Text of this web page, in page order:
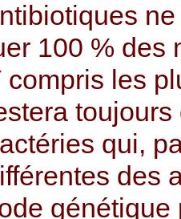
100 % des
compris les
qui,
des
génétique